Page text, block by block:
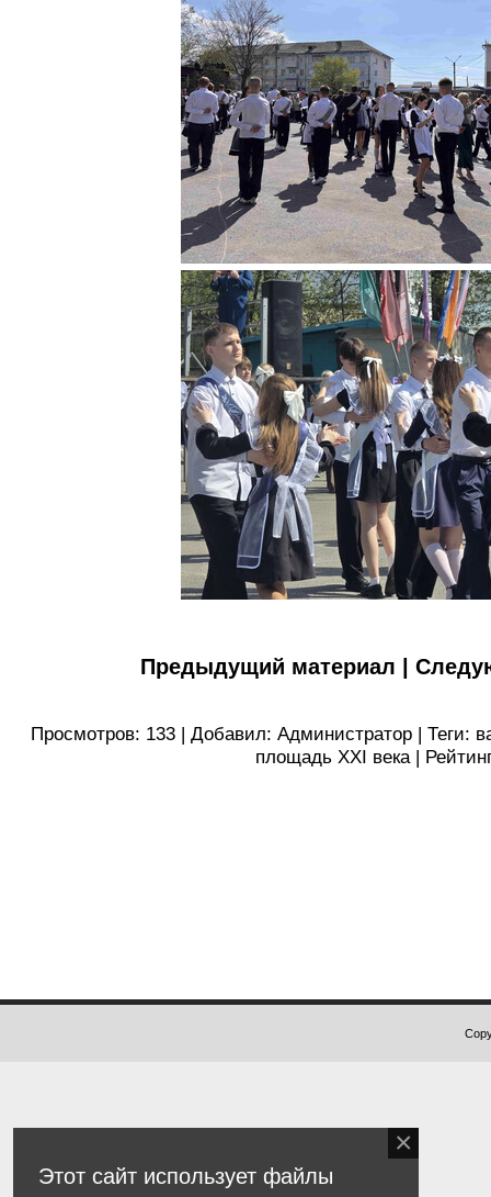
Предыдущий материал |
Просмотров: 133 |Добавил: Администратор |Теги:
площадь XXI века |
Этот сайт использует файлы